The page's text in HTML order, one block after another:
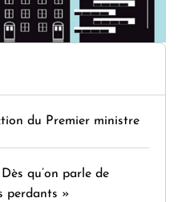
du Premier ministre
qu’on parle de
perdants »